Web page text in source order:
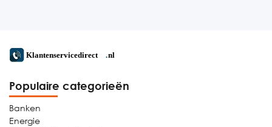
Populaire categorieën
Banken
Energie